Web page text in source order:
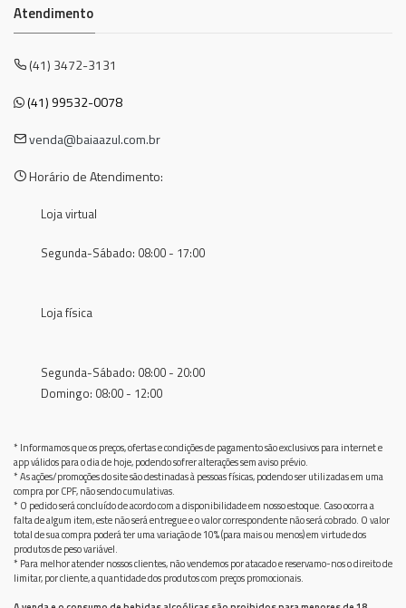
Atendimento
(41) 3472-3131
(41) 99532-0078
venda@baiaazul.com.br
Horário de Atendimento:
Loja virtual
Segunda-Sábado: 08:00 - 17:00
Loja física
Segunda-Sábado: 08:00 - 20:00
Domingo: 08:00 - 12:00
* Informamos que os preços, ofertas e condições de pagamento são exclusivos para internet e
app válidos para o dia de hoje, podendo sofrer alterações sem aviso prévio.
* As ações/promoções do site são destinadas à pessoas físicas, podendo ser utilizadas em uma
compra por CPF, não sendo cumulativas.
* O pedido será concluído de acordo com a disponibilidade em nosso estoque. Caso ocorra a
falta de algum item, este não será entregue e o valor correspondente não será cobrado. O valor
total de sua compra poderá ter uma variação de 10% (para mais ou menos) em virtude dos
produtos de peso variável.
* Para melhor atender nossos clientes, não vendemos por atacado e reservamo-nos o direito de
limitar, por cliente, a quantidade dos produtos com preços promocionais.